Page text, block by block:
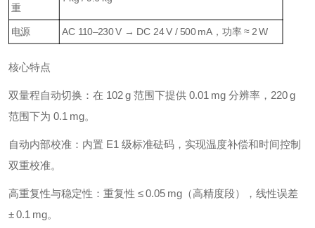
重
电源 AC 110–230 V → DC 24 V / 500 mA，功率 ≈ 2 W
核心特点
双量程自动切换：在 102 g 范围下提供 0.01 mg 分辨率，220 g
范围下为 0.1 mg。
自动内部校准：内置 E1 级标准砝码，实现温度补偿和时间控制
双重校准。
高重复性与稳定性：重复性 ≤ 0.05 mg（高精度段），线性误差
± 0.1 mg。